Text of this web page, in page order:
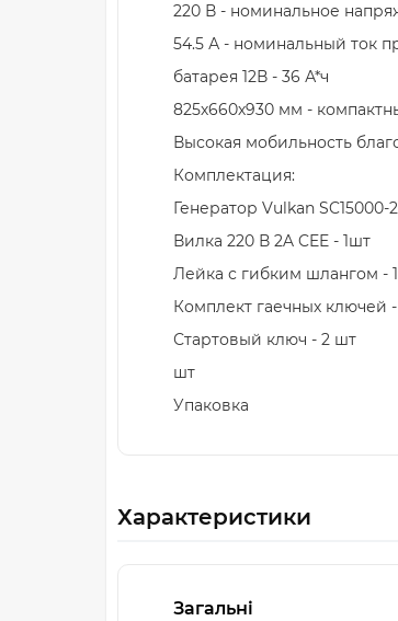
220 В - номинальное
54.5 А - номинальный ток
батарея 12В - 36 А*ч
825х660х930 мм -
Высокая мобильность
Комплектация:
Генератор Vulkan SC15000-
Вилка 220 В 2A CEE - 1шт
Лейка с гибким шлангом -
Комплект гаечных ключей
Стартовый ключ - 2 шт
шт
Упаковка
Характеристики
Загальні